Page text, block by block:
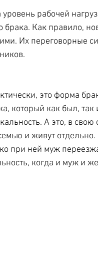
рабочей
брака. Как правило,
Их переговорные
это форма
который как был, так
А это, в
и живут отдельно.
при ней муж
когда и муж и